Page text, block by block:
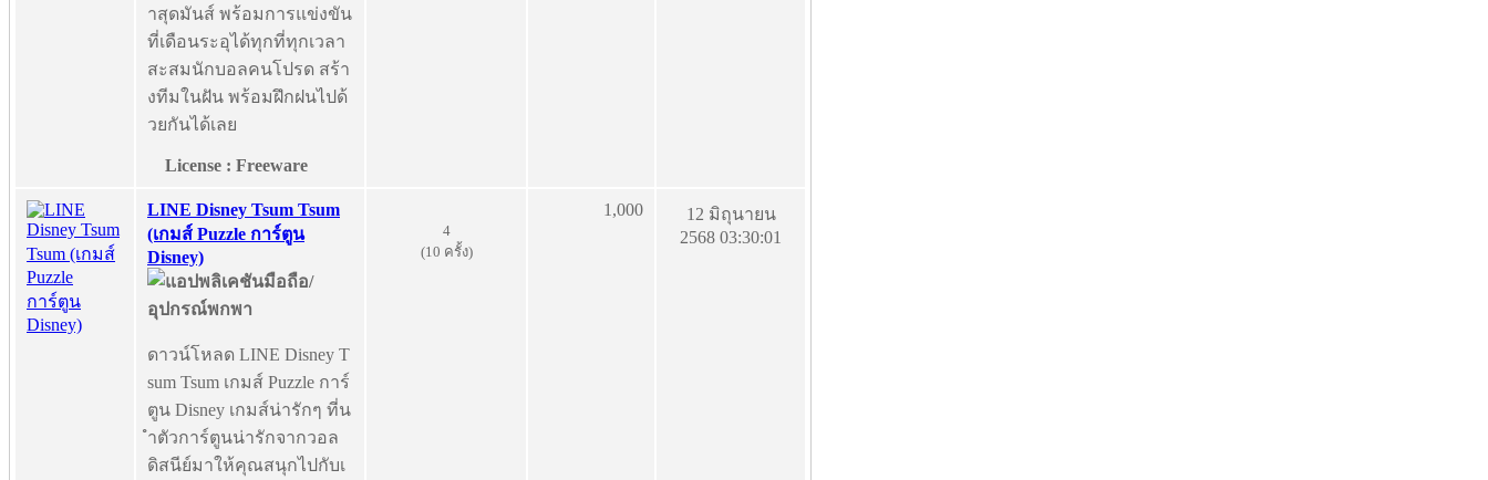
าสุดมันส์ พร้อมการแข่งขัน
ที่เดือนระอุได้ทุกที่ทุกเวลา
สะสมนักบอลคนโปรด สร้า
งทีมในฝัน พร้อมฝึกฝนไปด้
วยกันได้เลย
License : Freeware
LINE Disney Tsum Tsum
(เกมส์ Puzzle การ์ตูน
Disney)
ดาวน์โหลด LINE Disney T
sum Tsum เกมส์ Puzzle การ์
ตูน Disney เกมส์น่ารักๆ ที่น
ำตัวการ์ตูนน่ารักจากวอล
ดิสนีย์มาให้คุณสนุกไปกับเ
4
(10 ครั้ง)
1,000
12 มิถุนายน
2568 03:30:01